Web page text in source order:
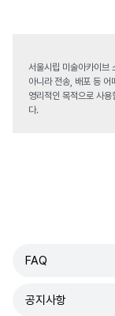
서울시립 미술아카이브
아니라 전송, 배포 등 어
영리적인 목적으로 사
다.
FAQ
공지사항